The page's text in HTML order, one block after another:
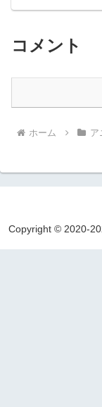
コメント
ホーム ア
Copyright © 2020-